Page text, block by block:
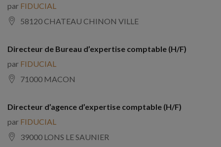
par FIDUCIAL
58120 CHATEAU CHINON VILLE
Directeur de Bureau d’expertise comptable (H/F)
par FIDUCIAL
71000 MACON
Directeur d’agence d’expertise comptable (H/F)
par FIDUCIAL
39000 LONS LE SAUNIER